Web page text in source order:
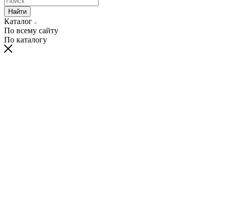
Найти
Каталог
По всему сайту
По каталогу